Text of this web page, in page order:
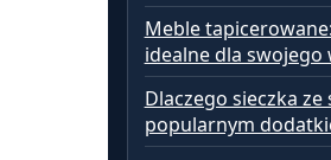
Meble
idealne dla swojego
Dlaczego sieczka ze
popularnym